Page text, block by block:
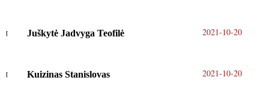
Juškytė Jadvyga Teofilė 2021-10-20
Kuizinas Stanislovas 2021-10-20